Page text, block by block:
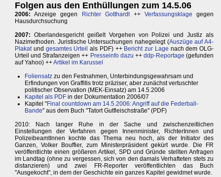
Folgen aus den Enthüllungen zum 14.5.06
2006: Anzeige gegen Richter Gotthardt++Verfassungsklage gegen
Hausdurchsuchung
2007: Oberlandesgericht geißelt Vorgehen von Polizei und Justiz als
Nazimethoden. Juristische Untersuchungen nahegelegt (Auszüge auf A4-
Plakatund gesamtes Urteil als PDF) ++ Bericht zur Lage nach dem OLG-
Urteil und Strafanzeigen ++ Presseinfo dazu ++ddp-Reportage (gefunden
auf Yahoo) ++Artikel im Karussel
Foliensatz zu den Festnahmen, Unterbindungsgewahrsam und
Erfindungen von Graffitis trotz präziser, aber zunächst vertuschter
politischer Observation (MEK-Einsatz) am 14.5.2006
Kapitel als PDF in der Dokumentation 2006/07
Kapitel "Final countdown am 14.5.2006: Angriff auf die Federball-
Bande" aus dem Buch "Tatort Gutfleischstraße" (PDF)
2010: Nach langer Ruhe in der Sache und zwischenzeitlichen
Einstellungen der Verfahren gegen Innenminister, RichterInnen und
PolizeibeamtInnen kochte das Thema neu hoch, als der Initiator des
Ganzen, Volker Bouffier, zum Ministerpräsident gekürt wurde. Die FR
veröffentlichte einen größeren Artikel, SPD und Gründe stellten Anfragen
im Landtag (ohne zu vergessen, sich von den damals Verhafteten stets zu
distanzieren) und zwei FR-Reporter veröffentlichten das Buch
"Ausgekocht", in dem der Geschichte ein ganzes Kapitel gewidmet wurde.